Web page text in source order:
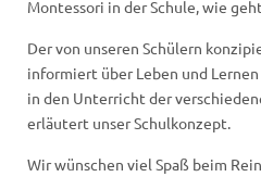
Montessori in der Schule, wie
Der von unseren Schülern
informiert über Leben und
in den Unterricht der
erläutert unser Schulkonzept.
Wir wünschen viel Spaß beim